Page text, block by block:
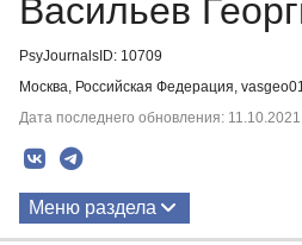
Васильев
PsyJournalsID: 10709
Москва, Российская Федерация,
Дата последнего обновления: 11.10.2021
Меню раздела